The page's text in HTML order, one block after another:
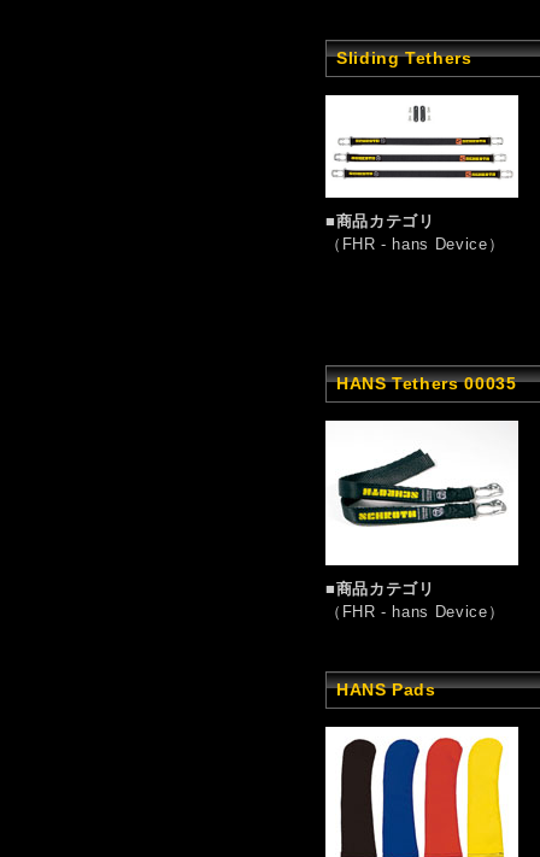
Sliding Tethers
■商品カテゴリ
（FHR - hans Device）
HANS Tethers 00035
■商品カテゴリ
（FHR - hans Device）
HANS Pads